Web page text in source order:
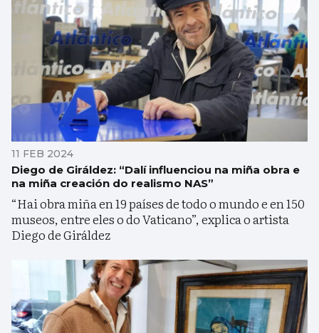
11 FEB 2024
Diego de Giráldez: “Dalí influenciou na miña obra e
na miña creación do realismo NAS”
“Hai obra miña en 19 países de todo o mundo e en 150
museos, entre eles o do Vaticano”, explica o artista
Diego de Giráldez